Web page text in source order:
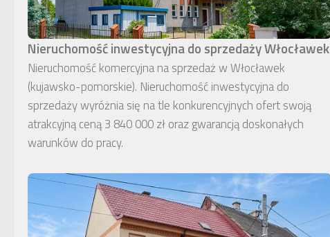
Nieruchomość inwestycyjna do sprzedaży Włocławek
Nieruchomość komercyjna na sprzedaż w Włocławek
(kujawsko-pomorskie). Nieruchomość inwestycyjna do
sprzedaży wyróżnia się na tle konkurencyjnych ofert swoją
atrakcyjną ceną 3 840 000 zł oraz gwarancją doskonałych
warunków do pracy.